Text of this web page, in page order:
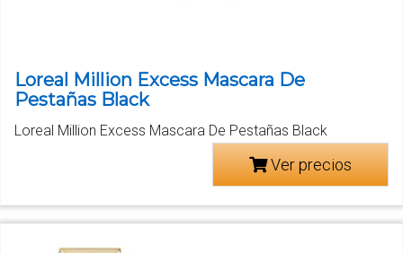
Loreal Million Excess Mascara De
Pestañas Black
Loreal Million Excess Mascara De Pestañas Black
Ver precios